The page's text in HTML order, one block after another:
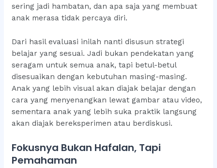
sering jadi hambatan, dan apa saja yang membuat
anak merasa tidak percaya diri.
Dari hasil evaluasi inilah nanti disusun strategi
belajar yang sesuai. Jadi bukan pendekatan yang
seragam untuk semua anak, tapi betul-betul
disesuaikan dengan kebutuhan masing-masing.
Anak yang lebih visual akan diajak belajar dengan
cara yang menyenangkan lewat gambar atau video,
sementara anak yang lebih suka praktik langsung
akan diajak bereksperimen atau berdiskusi.
Fokusnya Bukan Hafalan, Tapi
Pemahaman